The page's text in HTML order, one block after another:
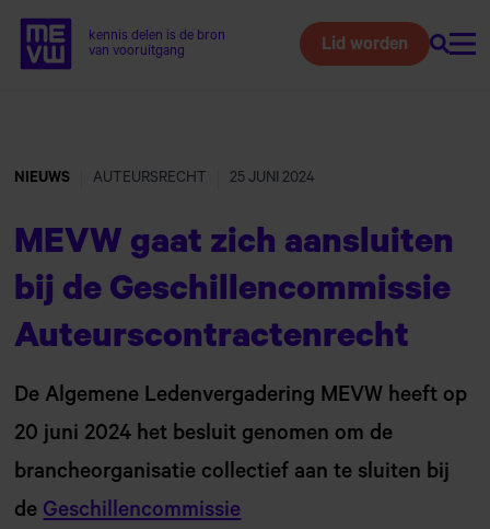
Naar
Home van MEVW
kennis delen is de bron
van vooruitgang
Lid worden
MEVW gaat zich aansluiten
bij de Geschillencommissie
Auteurscontractenrecht
NIEUWS AUTEURSRECHT 25 JUNI 2024
De Algemene Ledenvergadering MEVW heeft op
20 juni 2024 het besluit genomen om de
brancheorganisatie collectief aan te sluiten bij
deGeschillencommissie